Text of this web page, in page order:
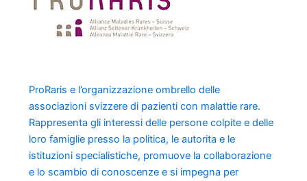
ProRaris e l’organizzazione ombrello delle
associazioni svizzere di pazienti con malattie rare.
Rappresenta gli interessi delle persone colpite e delle
loro famiglie presso la politica, le autorita e le
istituzioni specialistiche, promuove la collaborazione
e lo scambio di conoscenze e si impegna per